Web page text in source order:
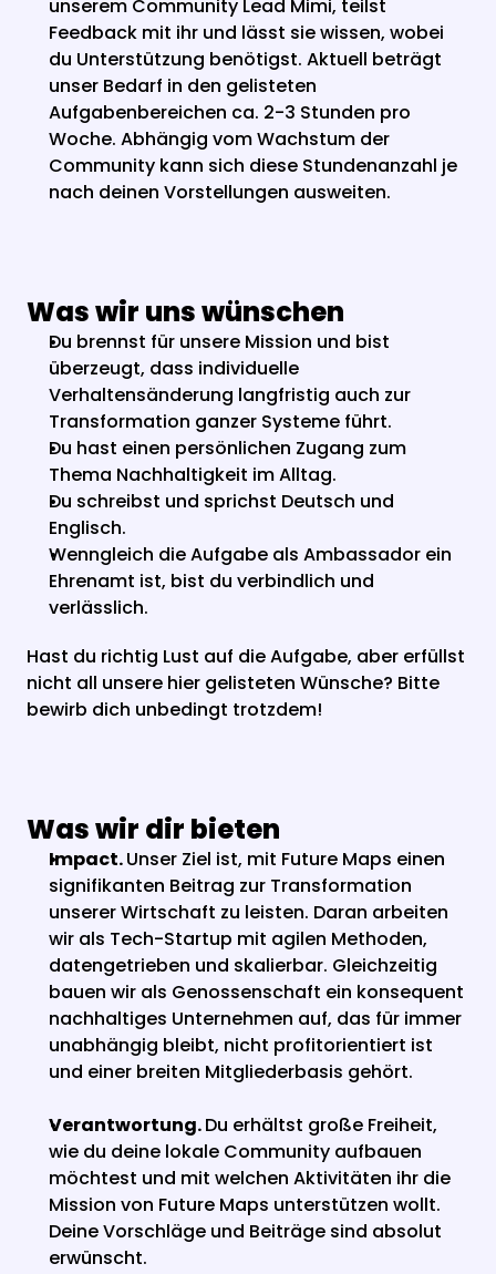
unserem Community Lead Mimi, teilst
Feedback mit ihr und lässt sie wissen, wobei
du Unterstützung benötigst. Aktuell beträgt
unser Bedarf in den gelisteten
Aufgabenbereichen ca. 2-3 Stunden pro
Woche. Abhängig vom Wachstum der
Community kann sich diese Stundenanzahl je
nach deinen Vorstellungen ausweiten.
Was wir uns wünschen
Du brennst für unsere Mission und bist
überzeugt, dass individuelle
Verhaltensänderung langfristig auch zur
Transformation ganzer Systeme führt.
Du hast einen persönlichen Zugang zum
Thema Nachhaltigkeit im Alltag.
Du schreibst und sprichst Deutsch und
Englisch.
Wenngleich die Aufgabe als Ambassador ein
Ehrenamt ist, bist du verbindlich und
verlässlich.
Hast du richtig Lust auf die Aufgabe, aber erfüllst
nicht all unsere hier gelisteten Wünsche? Bitte
bewirb dich unbedingt trotzdem!
Was wir dir bieten
Impact. Unser Ziel ist, mit Future Maps einen
signifikanten Beitrag zur Transformation
unserer Wirtschaft zu leisten. Daran arbeiten
wir als Tech-Startup mit agilen Methoden,
datengetrieben und skalierbar. Gleichzeitig
bauen wir als Genossenschaft ein konsequent
nachhaltiges Unternehmen auf, das für immer
unabhängig bleibt, nicht profitorientiert ist
und einer breiten Mitgliederbasis gehört.
Verantwortung. Du erhältst große Freiheit,
wie du deine lokale Community aufbauen
möchtest und mit welchen Aktivitäten ihr die
Mission von Future Maps unterstützen wollt.
Deine Vorschläge und Beiträge sind absolut
erwünscht.